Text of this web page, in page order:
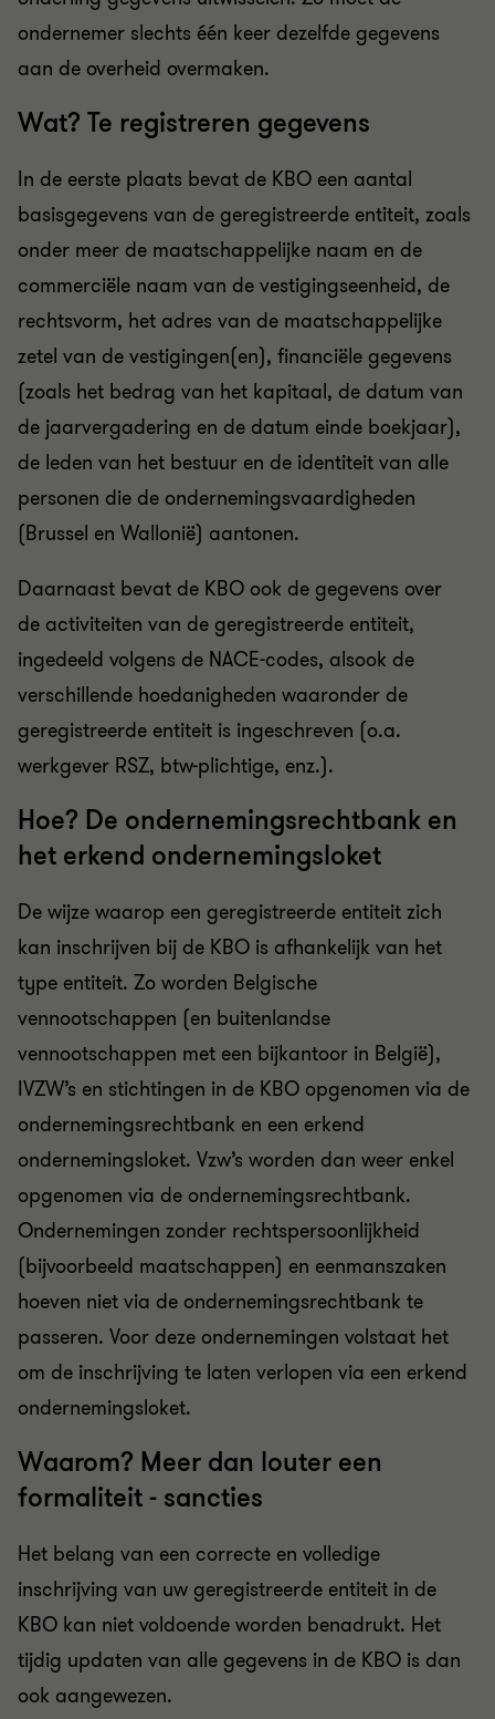
ondernemer slechts één keer dezelfde gegevens
aan de overheid overmaken.
Wat? Te registreren gegevens
In de eerste plaats bevat de KBO een aantal
basisgegevens van de geregistreerde entiteit, zoals
onder meer de maatschappelijke naam en de
commerciële naam van de vestigingseenheid, de
rechtsvorm, het adres van de maatschappelijke
zetel van de vestigingen(en), financiële gegevens
(zoals het bedrag van het kapitaal, de datum van
de jaarvergadering en de datum einde boekjaar),
de leden van het bestuur en de identiteit van alle
personen die de ondernemingsvaardigheden
(Brussel en Wallonië) aantonen.
Daarnaast bevat de KBO ook de gegevens over
de activiteiten van de geregistreerde entiteit,
ingedeeld volgens de NACE-codes, alsook de
verschillende hoedanigheden waaronder de
geregistreerde entiteit is ingeschreven (o.a.
werkgever RSZ, btw-plichtige, enz.).
Hoe? De ondernemingsrechtbank en
het erkend ondernemingsloket
De wijze waarop een geregistreerde entiteit zich
kan inschrijven bij de KBO is afhankelijk van het
type entiteit. Zo worden Belgische
vennootschappen (en buitenlandse
vennootschappen met een bijkantoor in België),
IVZW’s en stichtingen in de KBO opgenomen via de
ondernemingsrechtbank en een erkend
ondernemingsloket. Vzw’s worden dan weer enkel
opgenomen via de ondernemingsrechtbank.
Ondernemingen zonder rechtspersoonlijkheid
(bijvoorbeeld maatschappen) en eenmanszaken
hoeven niet via de ondernemingsrechtbank te
passeren. Voor deze ondernemingen volstaat het
om de inschrijving te laten verlopen via een erkend
ondernemingsloket.
Waarom? Meer dan louter een
formaliteit - sancties
Het belang van een correcte en volledige
inschrijving van uw geregistreerde entiteit in de
KBO kan niet voldoende worden benadrukt. Het
tijdig updaten van alle gegevens in de KBO is dan
ook aangewezen.